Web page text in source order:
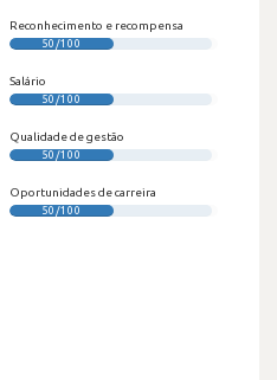
Reconhecimento e recompensa
50/100
Salário
50/100
Qualidade de gestão
50/100
Oportunidades de carreira
50/100